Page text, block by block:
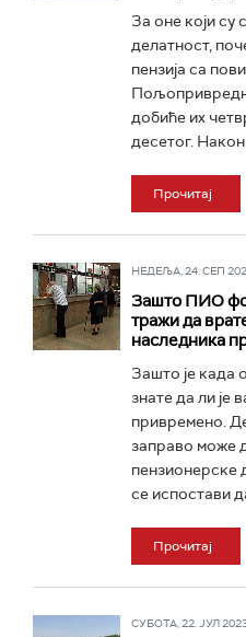
За оне који
делатност,
пензија са
добиће их
десетог.
Прочитај
НЕДЕЉА, 24. СЕП
Зашто ПИО
тражи да
наследника
Зашто је када
знате да ли је
привремено.
заправо може
пензионерске
се испостави
Прочитај
СУБОТА, 22. ЈУЛ